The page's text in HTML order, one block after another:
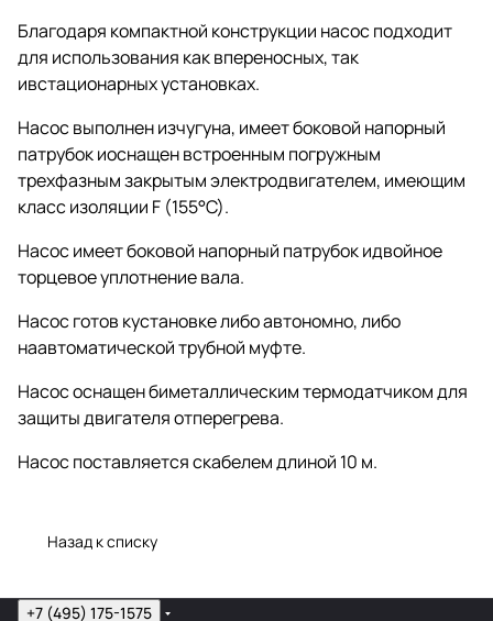
Благодаря компактной конструкции насос подходит
для использования как впереносных, так
ивстационарных установках.
Насос выполнен изчугуна, имеет боковой напорный
патрубок иоснащен встроенным погружным
трехфазным закрытым электродвигателем, имеющим
класс изоляции F (155°C).
Насос имеет боковой напорный патрубок идвойное
торцевое уплотнение вала.
Насос готов кустановке либо автономно, либо
наавтоматической трубной муфте.
Насос оснащен биметаллическим термодатчиком для
защиты двигателя отперегрева.
Насос поставляется скабелем длиной 10 м.
Назад к списку
+7 (495) 175-1575